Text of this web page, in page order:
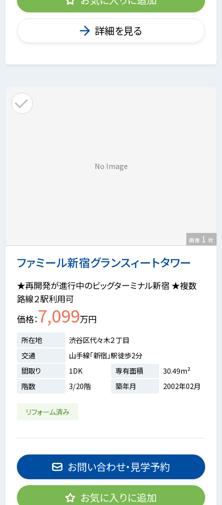
詳細を見る
ファミール新宿グランスィートタワー
No Image
画像 1 枚
★再開発が進行中のビッグターミナル新宿 ★複数
路線２駅利用可
価格 7,099万円
所在地
渋谷区代々木２丁目
交通
山手線「新宿」駅徒歩2分
間取り
1DK 専有面積
30.49m²
階数
3/20階 築年月 2002年02月
リフォーム済み
お問い合わせ・見学予約
お気に入りに追加